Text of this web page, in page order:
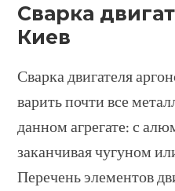
Сварка
Киев
Сварка двигателя
варить почти все
данном агрегате: с
заканчивая чугуном
Перечень элементов